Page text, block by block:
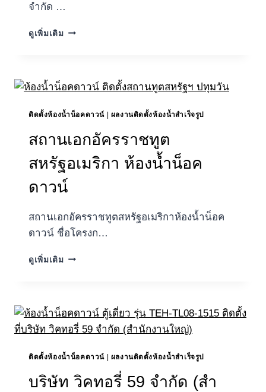
จำกัด …
ดูเพิ่มเติมบริษัท
รด
แอนด์
อร์
สเชส
จำกัด
(สํา
ใหญ่)
ห้องน้ำ
ติดตั้งห้องน้ำน็อคดาวน์| ผลงานติดตั้งห้องน้ำสำเร็จรูป
สถานเอกอัครราชทูต
สหรัฐอเมริกา ห้องน้ำน็อค
ดาวน์
สถานเอกอัครราชทูตสหรัฐอเมริกาห้องน้ำน็อค
ดาวน์ ชื่อโครงก…
ดูเพิ่มเติมสถาน
ดาวน์
ติดตั้งห้องน้ำน็อคดาวน์| ผลงานติดตั้งห้องน้ำสำเร็จรูป
บริษัท วิคทอรี่ 59 จํากัด (สํา